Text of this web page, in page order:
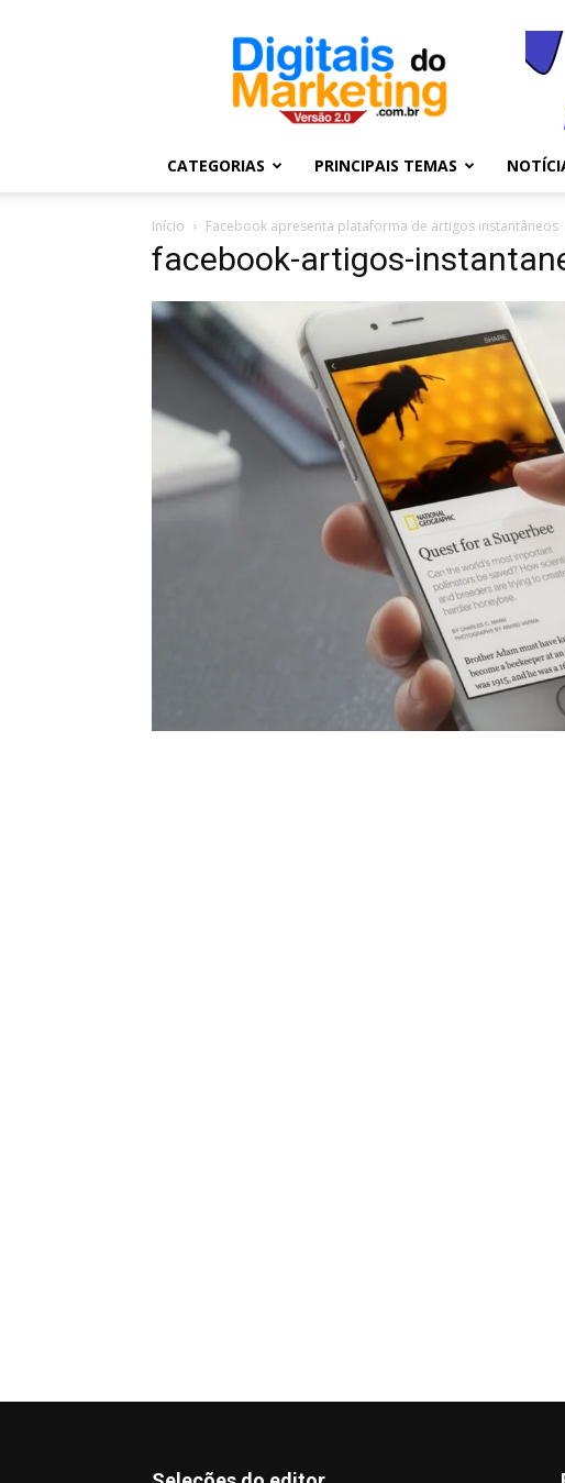
Digitais
Marketing
CATEGORIAS PRINCIPAIS TEMAS
Início Facebook apresenta plataforma de artigos instantâneos
facebook-artigos-